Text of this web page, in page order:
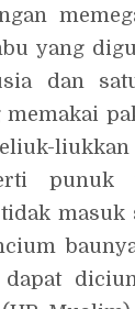
yang
dan
liukkan
punuk
masuk